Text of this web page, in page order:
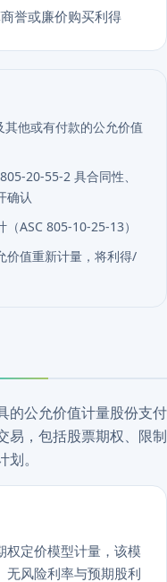
誉或廉价购买利得
他或有付款的公允价值
20-55-2 具合同性、
确认
ASC 805-10-25-13）
价值重新计量，将利得/
的公允价值计量股份支付
易，包括股票期权、限制
。
权定价模型计量，该模
无风险利率与预期股利